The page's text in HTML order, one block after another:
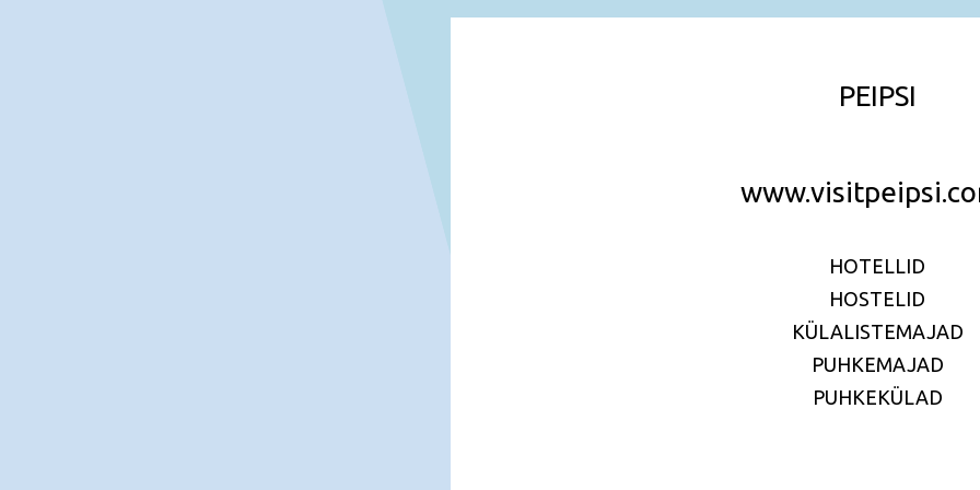
PEIPSI
HOTELLID
HOSTELID
KÜLALISTEMAJAD
PUHKEMAJAD
PUHKEKÜLAD